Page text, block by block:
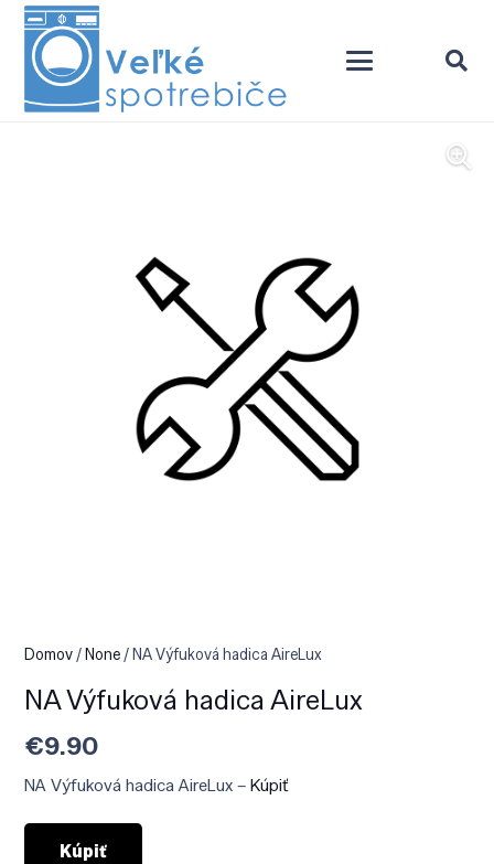
Domov/None/ NA Výfuková hadica AireLux
NA Výfuková hadica AireLux
€9.90
NA Výfuková hadica AireLux –Kúpiť
Kúpiť